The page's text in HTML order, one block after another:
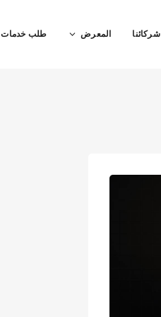
شركائنا المعرض طلب خدمات